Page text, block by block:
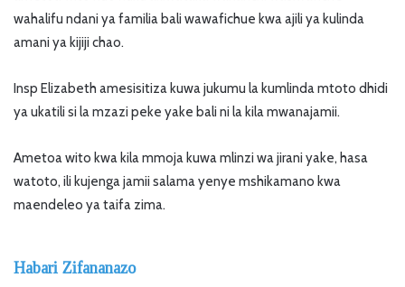
wahalifu ndani ya familia bali wawafichue kwa ajili ya kulinda
amani ya kijiji chao.
Insp Elizabeth amesisitiza kuwa jukumu la kumlinda mtoto dhidi
ya ukatili si la mzazi peke yake bali ni la kila mwanajamii.
Ametoa wito kwa kila mmoja kuwa mlinzi wa jirani yake, hasa
watoto, ili kujenga jamii salama yenye mshikamano kwa
maendeleo ya taifa zima.
Habari Zifananazo